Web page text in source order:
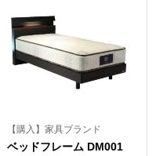
【購入】家具ブランド
ベッドフレーム DM001